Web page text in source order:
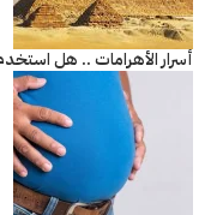
أسرار الأهرامات .. هل استخدم